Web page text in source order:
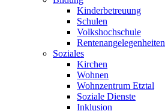
Kinderbetreuung
Schulen
Volkshochschule
Rentenangelegenheiten
Soziales
Kirchen
Wohnen
Wohnzentrum Etztal
Soziale Dienste
Inklusion